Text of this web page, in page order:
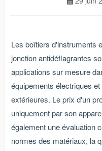
Les boîtiers d'instruments
jonction antidéflagrantes
applications sur mesure
équipements électriques
extérieures. Le prix d'un
uniquement par son
également une évaluation
normes des matériaux, la